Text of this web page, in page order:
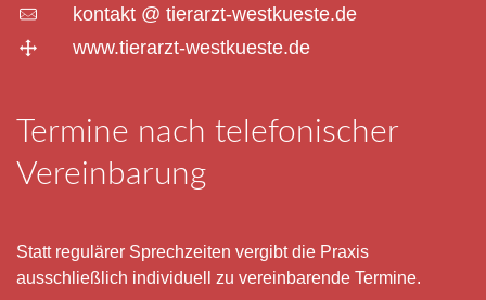
kontakt @ tierarzt-westkueste.de
www.tierarzt-westkueste.de
Termine nach telefonischer
Vereinbarung
Statt regulärer Sprechzeiten vergibt die Praxis
ausschließlich individuell zu vereinbarende Termine.